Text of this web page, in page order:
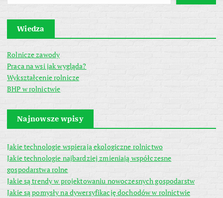
Wiedza
Rolnicze zawody
Praca na wsi jak wygląda?
Wykształcenie rolnicze
BHP w rolnictwie
Najnowsze wpisy
Jakie technologie wspierają ekologiczne rolnictwo
Jakie technologie najbardziej zmieniają współczesne
gospodarstwa rolne
Jakie są trendy w projektowaniu nowoczesnych gospodarstw
Jakie są pomysły na dywersyfikację dochodów w rolnictwie